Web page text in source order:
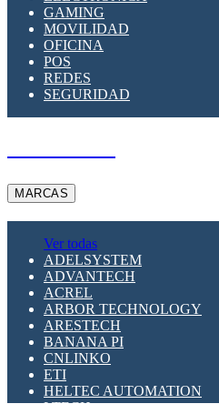
GAMING
MOVILIDAD
OFICINA
POS
REDES
SEGURIDAD
MARCAS
Ver todas
ADELSYSTEM
ADVANTECH
ACREL
ARBOR TECHNOLOGY
ARESTECH
BANANA PI
CNLINKO
ETI
HELTEC AUTOMATION
LTECH